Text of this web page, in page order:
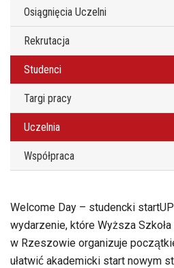
Osiągnięcia Uczelni
Rekrutacja
Studenci
Targi pracy
Uczelnia
Współpraca
Welcome Day – studencki
wydarzenie, które Wyższa
w Rzeszowie organizuje
ułatwić akademicki start nowym